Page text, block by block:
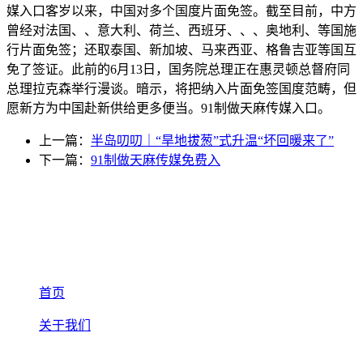
媒入口客岁以来，中国对多个国度片面免签。截至目前，中方
曾经对法国、、意大利、荷兰、西班牙、、、奥地利、等国施
行片面免签；还取泰国、新加坡、马来西亚、格鲁吉亚等国互
免了签证。此前的6月13日，国务院总理正在惠灵顿总督府同
总理拉克森举行漫谈。暗示，将把纳入片面免签国度范畴，但
愿新方为中国赴新供给更多便当。91制做天麻传媒入口。
上一篇： 半岛叨叨｜“旱地拔葱”式升温“坏回暖来了”
下一篇： 91制做天麻传媒免费入
首页
关于我们